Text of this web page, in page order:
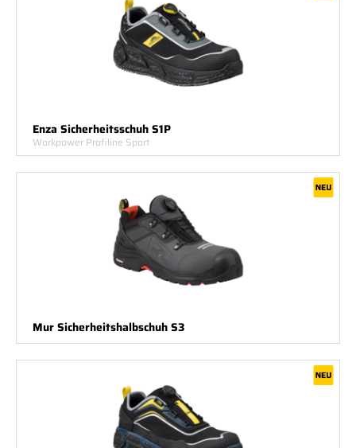
Enza Sicherheitsschuh S1P
Workpower Profiline Sport
Mur Sicherheitshalbschuh S3